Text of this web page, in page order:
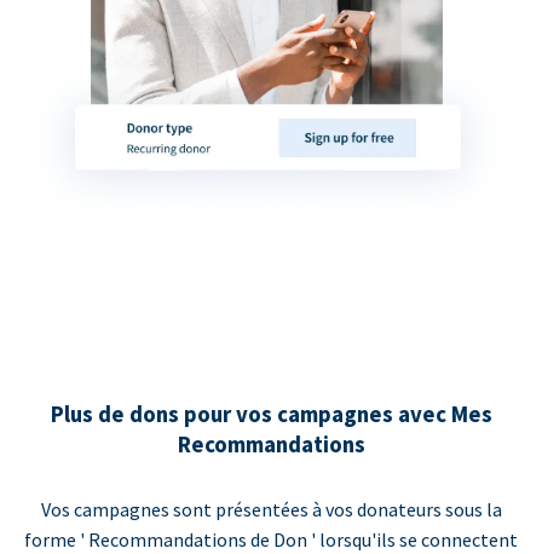
Plus de dons pour vos campagnes avec Mes
Recommandations
Vos campagnes sont présentées à vos donateurs sous la
forme ' Recommandations de Don ' lorsqu'ils se connectent